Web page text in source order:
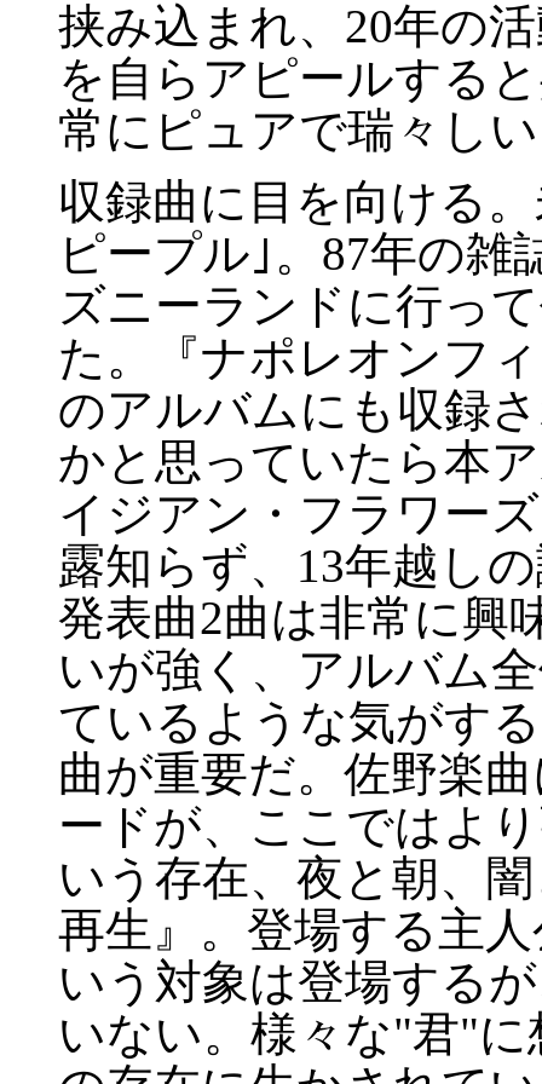
挟み込まれ、20年の
を自らアピールする
常にピュアで瑞々し
収録曲に目を向ける
ピープル｣。87年の
ズニーランドに行っ
た。『ナポレオンフ
のアルバムにも収録
かと思っていたら本
イジアン・フラワー
露知らず、13年越し
発表曲2曲は非常に興
いが強く、アルバム
ているような気がす
曲が重要だ。佐野楽
ードが、ここではよ
いう存在、夜と朝、
再生』。登場する主
いう対象は登場する
いない。様々な"君"